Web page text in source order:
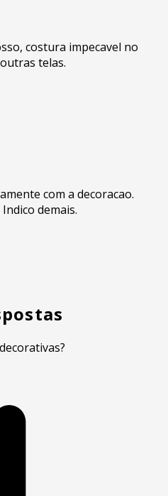
costura impecavel no
telas.
com a decoracao.
demais.